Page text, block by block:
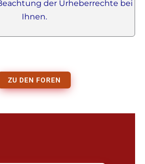
der Urheberrechte bei
Ihnen.
ZU DEN FOREN